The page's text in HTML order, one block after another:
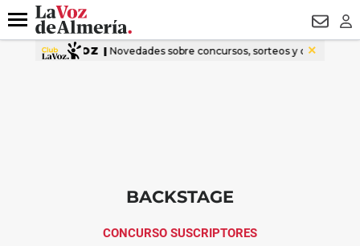
DESTACADO
Menú
BACKSTAGE
CONCURSO SUSCRIPTORES